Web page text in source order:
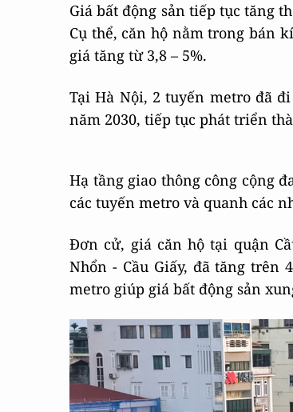
Giá bất động sản tiếp tục tăng
Cụ thể, căn hộ nằm trong bán
giá tăng từ 3,8 – 5%.
Tại Hà Nội, 2 tuyến metro đã
năm 2030, tiếp tục phát triển
Hạ tầng giao thông công cộng
các tuyến metro và quanh các
Đơn cử, giá căn hộ tại quận
Nhổn - Cầu Giấy, đã tăng trên
metro giúp giá bất động sản